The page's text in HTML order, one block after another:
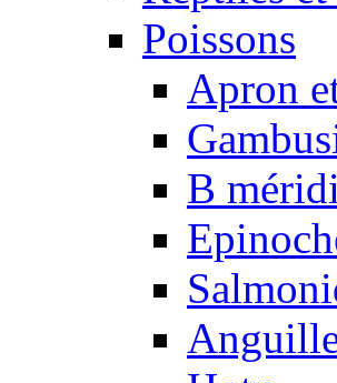
Poissons
Apron
B